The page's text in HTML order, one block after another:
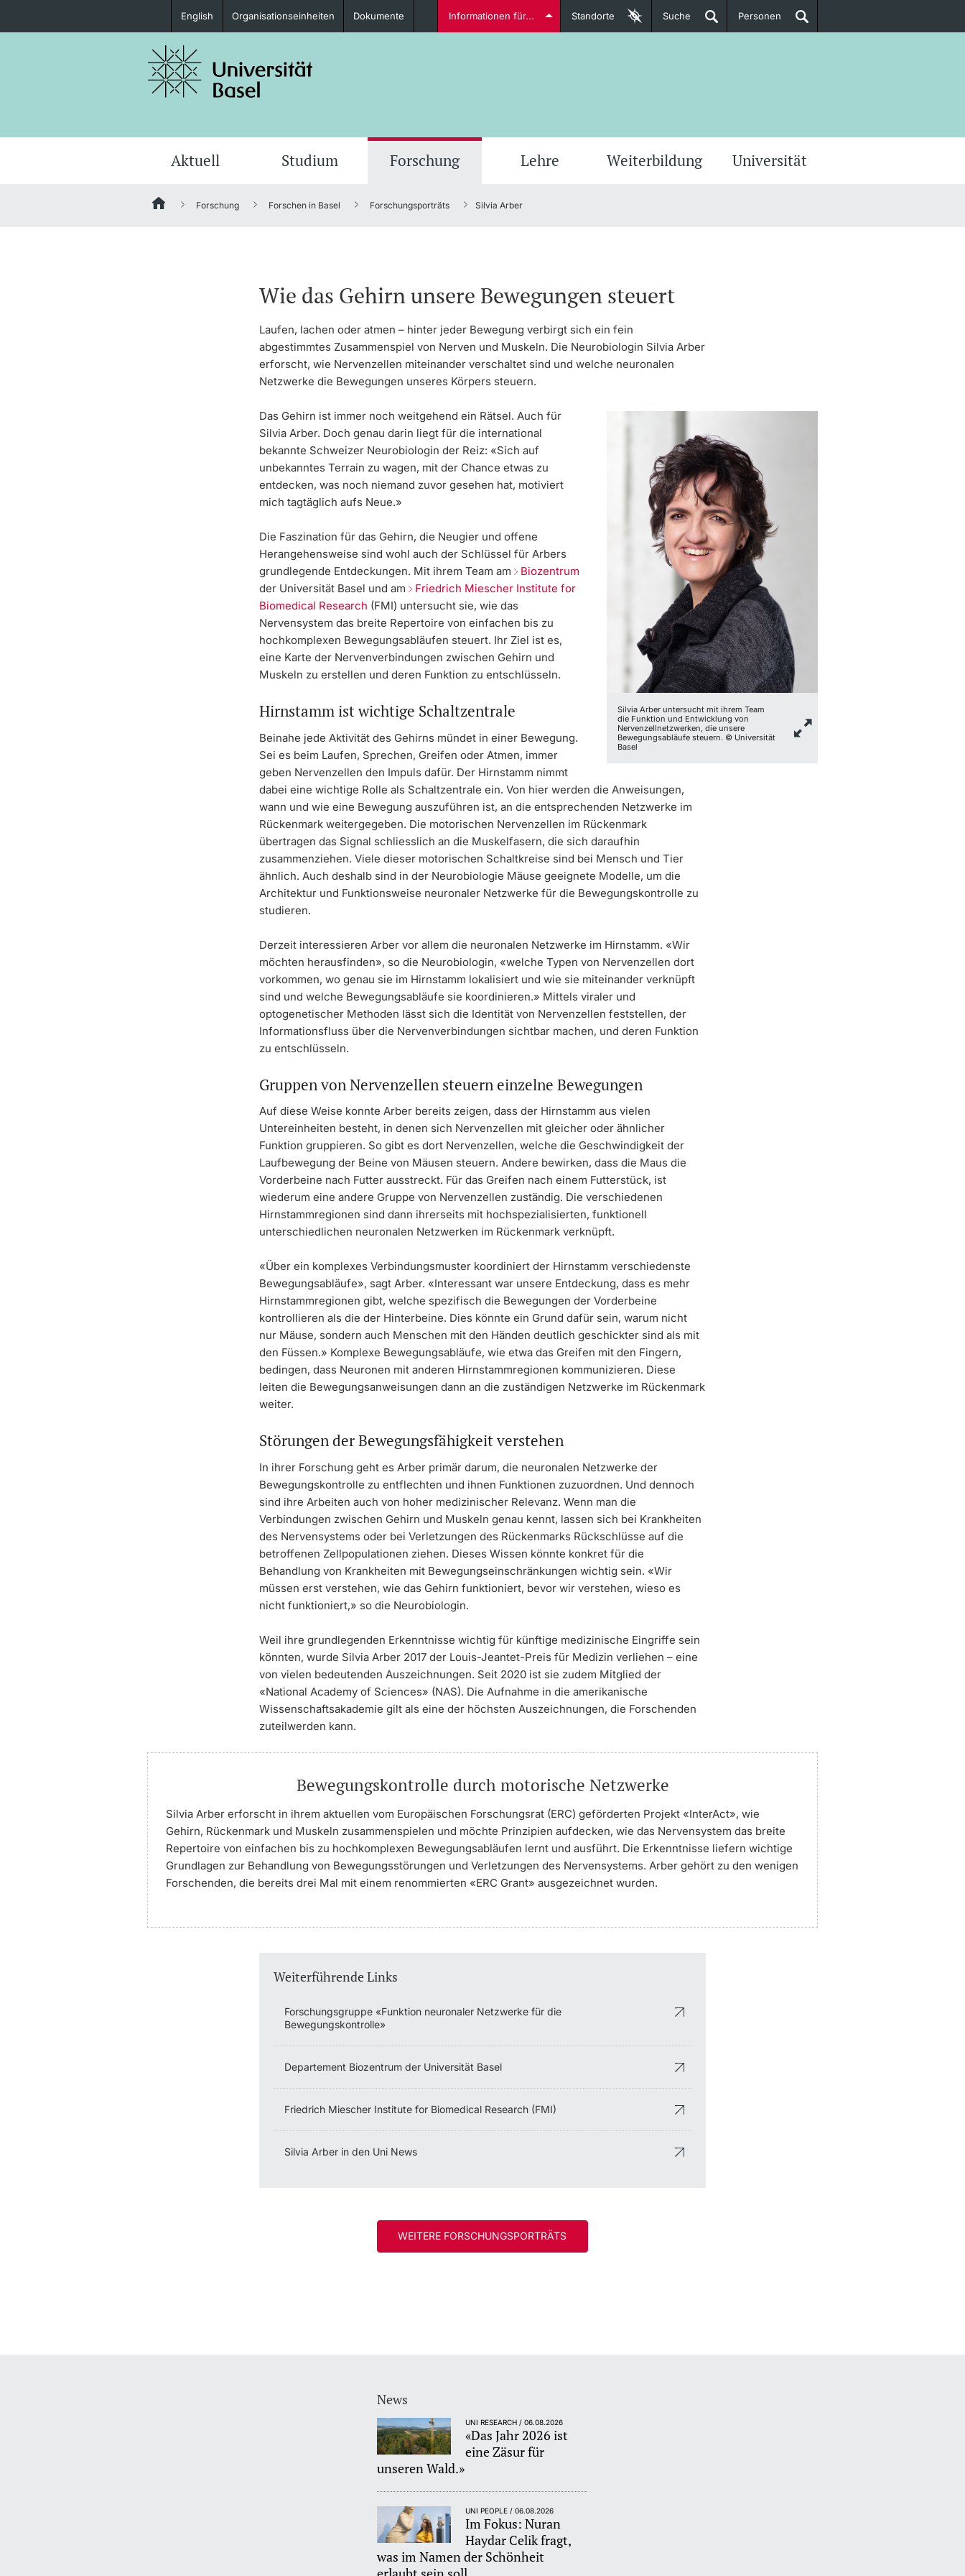
Studieninteressierte
Fördernde & Alumni Dozierende
weitere Informationen
English Organisationseinheiten Dokumente Informationen für... Standorte Suche Personen
Aktuell Studium Forschung Lehre Weiterbildung Universität
Forschung Forschen in Basel Forschungsporträts Silvia Arber
Wie das Gehirn unsere Bewegungen steuert
Laufen, lachen oder atmen – hinter jeder Bewegung verbirgt sich ein fein
abgestimmtes Zusammenspiel von Nerven und Muskeln. Die Neurobiologin Silvia Arber
erforscht, wie Nervenzellen miteinander verschaltet sind und welche neuronalen
Netzwerke die Bewegungen unseres Körpers steuern.
Silvia Arber untersucht mit ihrem Team
die Funktion und Entwicklung von
Nervenzellnetzwerken, die unsere
Bewegungsabläufe steuern. © Universität
Basel
Das Gehirn ist immer noch weitgehend ein Rätsel. Auch für
Silvia Arber. Doch genau darin liegt für die international
bekannte Schweizer Neurobiologin der Reiz: «Sich auf
unbekanntes Terrain zu wagen, mit der Chance etwas zu
entdecken, was noch niemand zuvor gesehen hat, motiviert
mich tagtäglich aufs Neue.»
Die Faszination für das Gehirn, die Neugier und offene
Herangehensweise sind wohl auch der Schlüssel für Arbers
grundlegende Entdeckungen. Mit ihrem Team am Biozentrum
der Universität Basel und am Friedrich Miescher Institute for
Biomedical Research (FMI) untersucht sie, wie das
Nervensystem das breite Repertoire von einfachen bis zu
hochkomplexen Bewegungsabläufen steuert. Ihr Ziel ist es,
eine Karte der Nervenverbindungen zwischen Gehirn und
Muskeln zu erstellen und deren Funktion zu entschlüsseln.
Hirnstamm ist wichtige Schaltzentrale
Beinahe jede Aktivität des Gehirns mündet in einer Bewegung.
Sei es beim Laufen, Sprechen, Greifen oder Atmen, immer
geben Nervenzellen den Impuls dafür. Der Hirnstamm nimmt
dabei eine wichtige Rolle als Schaltzentrale ein. Von hier werden die Anweisungen,
wann und wie eine Bewegung auszuführen ist, an die entsprechenden Netzwerke im
Rückenmark weitergegeben. Die motorischen Nervenzellen im Rückenmark
übertragen das Signal schliesslich an die Muskelfasern, die sich daraufhin
zusammenziehen. Viele dieser motorischen Schaltkreise sind bei Mensch und Tier
ähnlich. Auch deshalb sind in der Neurobiologie Mäuse geeignete Modelle, um die
Architektur und Funktionsweise neuronaler Netzwerke für die Bewegungskontrolle zu
studieren.
Derzeit interessieren Arber vor allem die neuronalen Netzwerke im Hirnstamm. «Wir
möchten herausfinden», so die Neurobiologin, «welche Typen von Nervenzellen dort
vorkommen, wo genau sie im Hirnstamm lokalisiert und wie sie miteinander verknüpft
sind und welche Bewegungsabläufe sie koordinieren.» Mittels viraler und
optogenetischer Methoden lässt sich die Identität von Nervenzellen feststellen, der
Informationsfluss über die Nervenverbindungen sichtbar machen, und deren Funktion
zu entschlüsseln.
Gruppen von Nervenzellen steuern einzelne Bewegungen
Auf diese Weise konnte Arber bereits zeigen, dass der Hirnstamm aus vielen
Untereinheiten besteht, in denen sich Nervenzellen mit gleicher oder ähnlicher
Funktion gruppieren. So gibt es dort Nervenzellen, welche die Geschwindigkeit der
Laufbewegung der Beine von Mäusen steuern. Andere bewirken, dass die Maus die
Vorderbeine nach Futter ausstreckt. Für das Greifen nach einem Futterstück, ist
wiederum eine andere Gruppe von Nervenzellen zuständig. Die verschiedenen
Hirnstammregionen sind dann ihrerseits mit hochspezialisierten, funktionell
unterschiedlichen neuronalen Netzwerken im Rückenmark verknüpft.
«Über ein komplexes Verbindungsmuster koordiniert der Hirnstamm verschiedenste
Bewegungsabläufe», sagt Arber. «Interessant war unsere Entdeckung, dass es mehr
Hirnstammregionen gibt, welche spezifisch die Bewegungen der Vorderbeine
kontrollieren als die der Hinterbeine. Dies könnte ein Grund dafür sein, warum nicht
nur Mäuse, sondern auch Menschen mit den Händen deutlich geschickter sind als mit
den Füssen.» Komplexe Bewegungsabläufe, wie etwa das Greifen mit den Fingern,
bedingen, dass Neuronen mit anderen Hirnstammregionen kommunizieren. Diese
leiten die Bewegungsanweisungen dann an die zuständigen Netzwerke im Rückenmark
weiter.
Störungen der Bewegungsfähigkeit verstehen
In ihrer Forschung geht es Arber primär darum, die neuronalen Netzwerke der
Bewegungskontrolle zu entflechten und ihnen Funktionen zuzuordnen. Und dennoch
sind ihre Arbeiten auch von hoher medizinischer Relevanz. Wenn man die
Verbindungen zwischen Gehirn und Muskeln genau kennt, lassen sich bei Krankheiten
des Nervensystems oder bei Verletzungen des Rückenmarks Rückschlüsse auf die
betroffenen Zellpopulationen ziehen. Dieses Wissen könnte konkret für die
Behandlung von Krankheiten mit Bewegungseinschränkungen wichtig sein. «Wir
müssen erst verstehen, wie das Gehirn funktioniert, bevor wir verstehen, wieso es
nicht funktioniert,» so die Neurobiologin.
Weil ihre grundlegenden Erkenntnisse wichtig für künftige medizinische Eingriffe sein
könnten, wurde Silvia Arber 2017 der Louis-Jeantet-Preis für Medizin verliehen – eine
von vielen bedeutenden Auszeichnungen. Seit 2020 ist sie zudem Mitglied der
«National Academy of Sciences» (NAS). Die Aufnahme in die amerikanische
Wissenschaftsakademie gilt als eine der höchsten Auszeichnungen, die Forschenden
zuteilwerden kann.
Bewegungskontrolle durch motorische Netzwerke
Silvia Arber erforscht in ihrem aktuellen vom Europäischen Forschungsrat (ERC) geförderten Projekt «InterAct», wie
Gehirn, Rückenmark und Muskeln zusammenspielen und möchte Prinzipien aufdecken, wie das Nervensystem das breite
Repertoire von einfachen bis zu hochkomplexen Bewegungsabläufen lernt und ausführt. Die Erkenntnisse liefern wichtige
Grundlagen zur Behandlung von Bewegungsstörungen und Verletzungen des Nervensystems. Arber gehört zu den wenigen
Forschenden, die bereits drei Mal mit einem renommierten «ERC Grant» ausgezeichnet wurden.
Weiterführende Links
Forschungsgruppe «Funktion neuronaler Netzwerke für die
Bewegungskontrolle»
Departement Biozentrum der Universität Basel
Friedrich Miescher Institute for Biomedical Research (FMI)
Silvia Arber in den Uni News
WEITERE FORSCHUNGSPORTRÄTS
News
UNI RESEARCH / 06.08.2026
«Das Jahr 2026 ist
eine Zäsur für
unseren Wald.»
UNI PEOPLE / 06.08.2026
Im Fokus: Nuran
Haydar Celik fragt,
was im Namen der Schönheit